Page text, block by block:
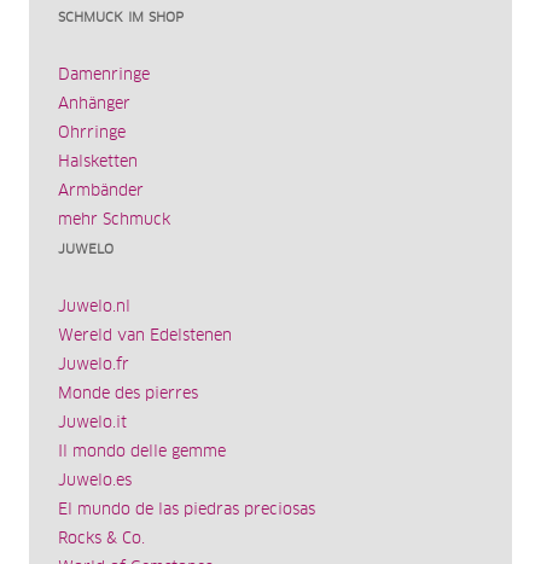
SCHMUCK IM SHOP
Damenringe
Anhänger
Ohrringe
Halsketten
Armbänder
mehr Schmuck
JUWELO
Juwelo.nl
Wereld van Edelstenen
Juwelo.fr
Monde des pierres
Juwelo.it
Il mondo delle gemme
Juwelo.es
El mundo de las piedras preciosas
Rocks & Co.